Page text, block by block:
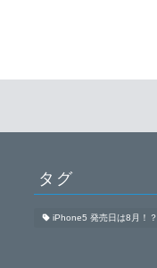
タグ
iPhone5 発売日は8月！？